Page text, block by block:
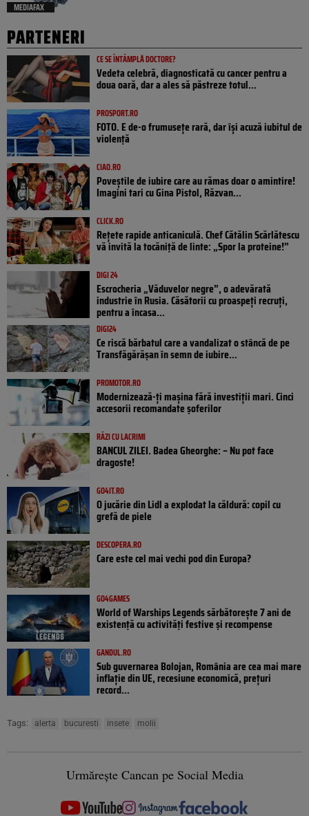
MEDIAFAX
PARTENERI
CE SE ÎNTÂMPLĂ DOCTORE?
Vedeta celebră, diagnosticată cu cancer pentru a
doua oară, dar a ales să păstreze totul...
PROSPORT.RO
FOTO. E de-o frumusețe rară, dar își acuză iubitul de
violență
CIAO.RO
Poveştile de iubire care au rămas doar o amintire!
Imagini tari cu Gina Pistol, Răzvan...
CLICK.RO
Rețete rapide anticaniculă. Chef Cătălin Scărlătescu
vă invită la tocăniță de linte: „Spor la proteine!”
DIGI 24
Escrocheria „Văduvelor negre”, o adevărată
industrie în Rusia. Căsătorii cu proaspeți recruți,
pentru a încasa...
DIGI24
Ce riscă bărbatul care a vandalizat o stâncă de pe
Transfăgărășan în semn de iubire...
PROMOTOR.RO
Modernizează-ți mașina fără investiții mari. Cinci
accesorii recomandate șoferilor
RÂZI CU LACRIMI
BANCUL ZILEI. Badea Gheorghe: – Nu pot face
dragoste!
GO4IT.RO
O jucărie din Lidl a explodat la căldură: copil cu
grefă de piele
DESCOPERA.RO
Care este cel mai vechi pod din Europa?
GO4GAMES
World of Warships Legends sărbătorește 7 ani de
existență cu activități festive și recompense
GANDUL.RO
Sub guvernarea Bolojan, România are cea mai mare
inflație din UE, recesiune economică, prețuri
record...
Tags: alerta bucuresti insete molii
Urmărește Cancan pe Social Media